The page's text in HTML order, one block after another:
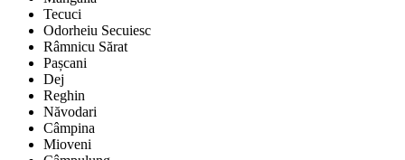
Tecuci
Odorheiu Secuiesc
Râmnicu Sărat
Pașcani
Dej
Reghin
Năvodari
Câmpina
Mioveni